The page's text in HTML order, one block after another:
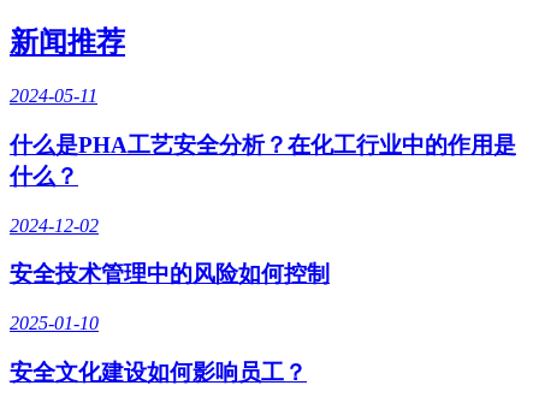
新闻推荐
2024-05-11
什么是PHA工艺安全分析？在化工行业中的作用是
什么？
2024-12-02
安全技术管理中的风险如何控制
2025-01-10
安全文化建设如何影响员工？